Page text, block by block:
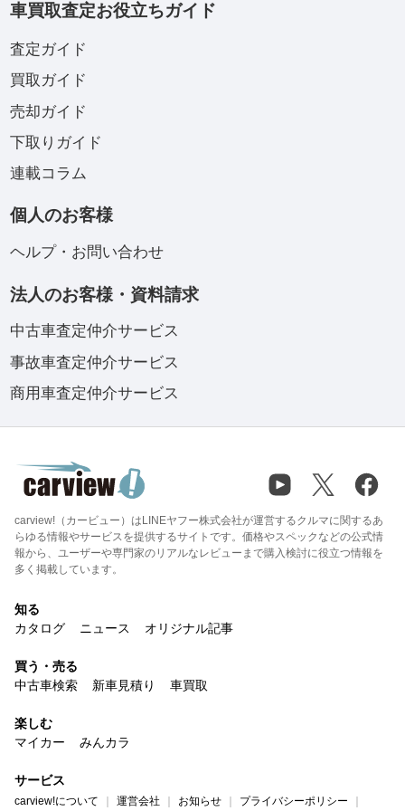
車買取査定お役立ちガイド
査定ガイド
買取ガイド
売却ガイド
下取りガイド
連載コラム
個人のお客様
ヘルプ・お問い合わせ
法人のお客様・資料請求
中古車査定仲介サービス
事故車査定仲介サービス
商用車査定仲介サービス
carview!（カービュー）はLINEヤフー株式会社が運営するクルマに関するあ
らゆる情報やサービスを提供するサイトです。価格やスペックなどの公式情
報から、ユーザーや専門家のリアルなレビューまで購入検討に役立つ情報を
多く掲載しています。
知る
カタログ
ニュース オリジナル記事
買う・売る
中古車検索
新車見積り 車買取
楽しむ
マイカー
みんカラ
サービス
carview!について 運営会社 お知らせ プライバシーポリシー